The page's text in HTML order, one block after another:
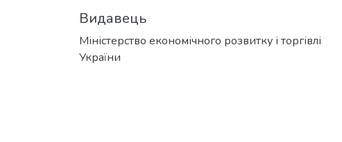
Видавець
Міністерство економічного розвитку і торгівлі
України